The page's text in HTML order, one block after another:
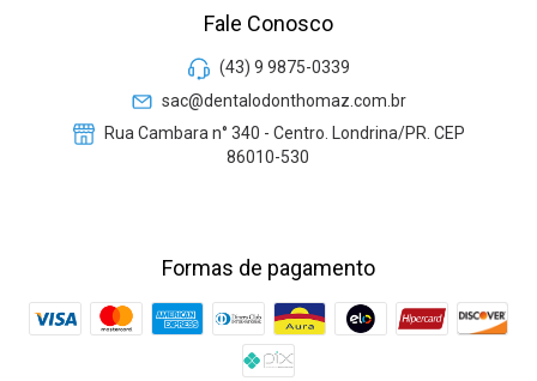
Fale Conosco
(43) 9 9875-0339
sac@dentalodonthomaz.com.br
Rua Cambara n° 340 - Centro. Londrina/PR. CEP
86010-530
Formas de pagamento